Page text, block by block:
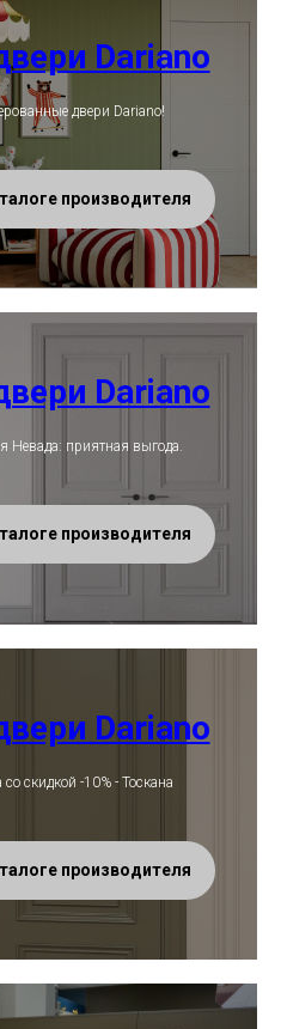
Dariano
двери Dariano!
производителя
Dariano
Невада: приятная выгода.
производителя
Dariano
скидкой -10% - Тоскана
производителя